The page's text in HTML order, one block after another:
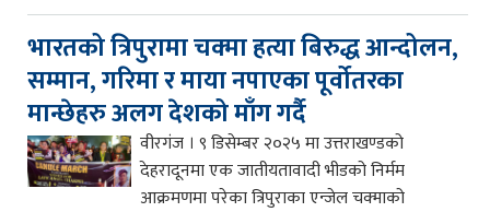
भारतको त्रिपुरामा चक्मा हत्या बिरुद्ध आन्दोलन,
सम्मान, गरिमा र माया नपाएका पूर्वोतरका
मान्छेहरु अलग देशको माँग गर्दै
वीरगंज । ९ डिसेम्बर २०२५ मा उत्तराखण्डको
देहरादूनमा एक जातीयतावादी भीडको निर्मम
आक्रमणमा परेका त्रिपुराका एन्जेल चक्माको